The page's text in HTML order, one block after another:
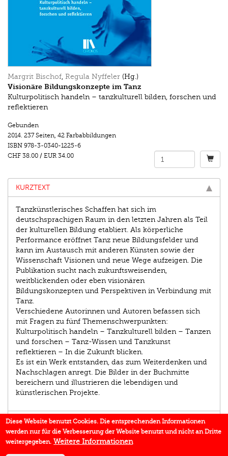
Margrit Bischof, Regula Nyffeler (Hg.)
Visionäre Bildungskonzepte im Tanz
Kulturpolitisch handeln – tanzkulturell bilden, forschen und
reflektieren
Gebunden
2014. 237 Seiten, 42 Farbabbildungen
ISBN 978-3-0340-1225-6
CHF 38.00 / EUR 34.00
KURZTEXT
Tanzkünstlerisches Schaffen hat sich im
deutschsprachigen Raum in den letzten Jahren als Teil
der kulturellen Bildung etabliert. Als körperliche
Performance eröffnet Tanz neue Bildungsfelder und
kann im Austausch mit anderen Künsten sowie der
Wissenschaft Visionen und neue Wege aufzeigen. Die
Publikation sucht nach zukunftsweisenden,
weitblickenden oder eben visionären
Bildungskonzepten und Perspektiven in Verbindung mit
Tanz.
Verschiedene Autorinnen und Autoren befassen sich
mit Fragen zu fünf Themenschwerpunkten:
Kulturpolitisch handeln – Tanzkulturell bilden – Tanzen
und forschen – Tanz-Wissen und Tanzkunst
reflektieren – In die Zukunft blicken.
Es ist ein Werk entstanden, das zum Weiterdenken und
Nachschlagen anregt. Die Bilder in der Buchmitte
bereichern und illustrieren die lebendigen und
künstlerischen Projekte.
AUTOR/IN
EINBLICK
Diese Website benutzt Cookies. Die entsprechenden Informationen
werden nur für die Verbesserung der Website benutzt und nicht an Dritte
weitergegeben. Weitere Informationen